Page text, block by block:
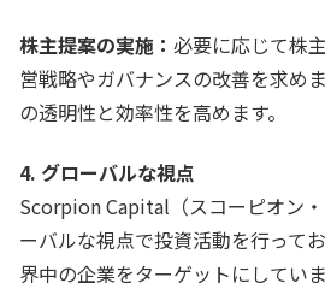
株主提案の実施： 必要に応じて株
営戦略やガバナンスの改善を求め
の透明性と効率性を高めます。
4. グローバルな視点
Scorpion Capital（スコーピオン
ーバルな視点で投資活動を行って
界中の企業をターゲットにしていま